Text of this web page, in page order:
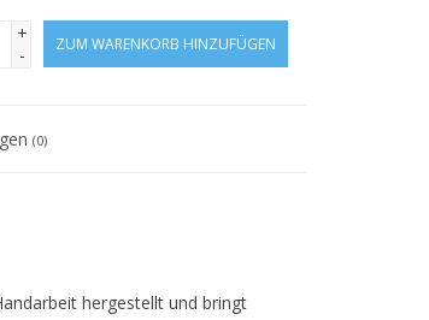
+
-
ZUM WARENKORB HINZUFÜGEN
(0)
hergestellt und bringt